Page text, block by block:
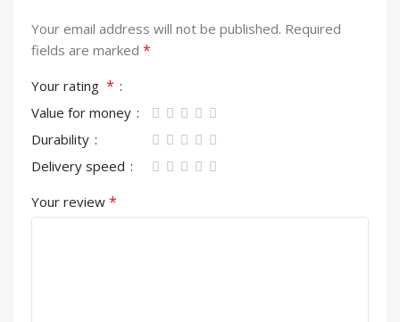
Your email address will not be published. Required
fields are marked *
Your rating *
Value for money
Durability
Delivery speed
Your review *